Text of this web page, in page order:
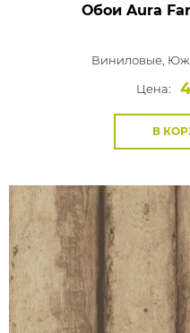
Обои Aura
Виниловые,
Цена:
В